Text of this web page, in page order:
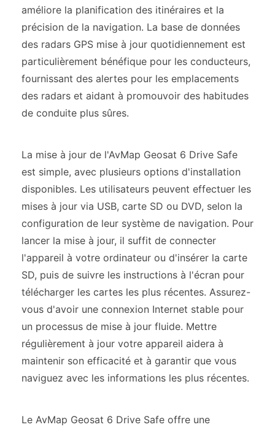
améliore la planification des itinéraires et la
précision de la navigation. La base de données
des radars GPS mise à jour quotidiennement est
particulièrement bénéfique pour les conducteurs,
fournissant des alertes pour les emplacements
des radars et aidant à promouvoir des habitudes
de conduite plus sûres.
La mise à jour de l'AvMap Geosat 6 Drive Safe
est simple, avec plusieurs options d'installation
disponibles. Les utilisateurs peuvent effectuer les
mises à jour via USB, carte SD ou DVD, selon la
configuration de leur système de navigation. Pour
lancer la mise à jour, il suffit de connecter
l'appareil à votre ordinateur ou d'insérer la carte
SD, puis de suivre les instructions à l'écran pour
télécharger les cartes les plus récentes. Assurez-
vous d'avoir une connexion Internet stable pour
un processus de mise à jour fluide. Mettre
régulièrement à jour votre appareil aidera à
maintenir son efficacité et à garantir que vous
naviguez avec les informations les plus récentes.
Le AvMap Geosat 6 Drive Safe offre une